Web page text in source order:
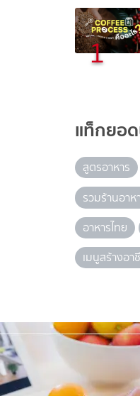
1
แท็กยอ
สูตรอาหาร
รวมร้านอาห
อาหารไทย
เมนูสร้างอา